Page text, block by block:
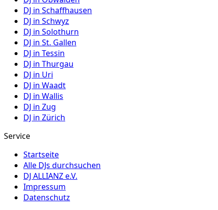
DJ in Schaffhausen
DJ in Schwyz
DJ in Solothurn
DJ in St. Gallen
DJ in Tessin
DJ in Thurgau
DJ in Uri
DJ in Waadt
DJ in Wallis
DJ in Zug
DJ in Zürich
Service
Startseite
Alle DJs durchsuchen
DJ ALLIANZ e.V.
Impressum
Datenschutz